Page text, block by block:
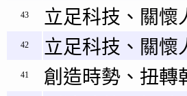
43 立足科技、關
42 立足科技、關
41 創造時勢、扭轉